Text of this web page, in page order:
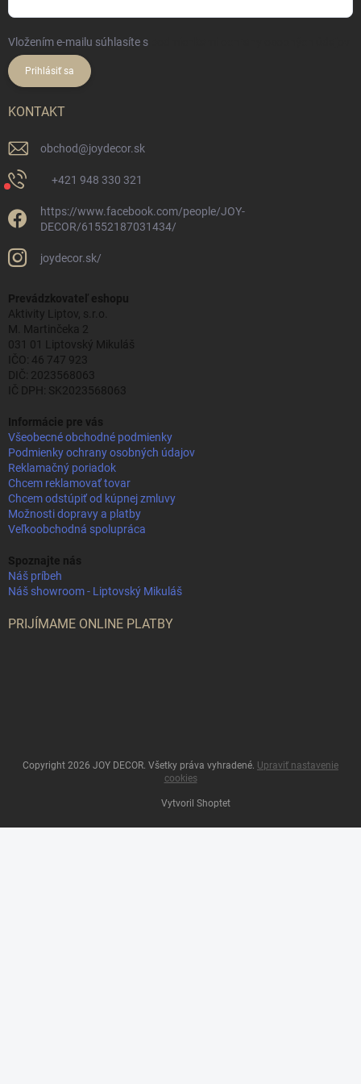
Vložením e-mailu súhlasíte s
Prihlásiť sa
KONTAKT
obchod@joydecor.sk
+421 948 330 321
https://www.facebook.com/people/JOY-
DECOR/61552187031434/
joydecor.sk/
Prevádzkovateľ eshopu
Aktivity Liptov, s.r.o.
M. Martinčeka 2
031 01 Liptovský Mikuláš
IČO: 46 747 923
DIČ: 2023568063
IČ DPH: SK2023568063
Informácie pre vás
Všeobecné obchodné podmienky
Podmienky ochrany osobných údajov
Reklamačný poriadok
Chcem reklamovať tovar
Chcem odstúpiť od kúpnej zmluvy
Možnosti dopravy a platby
Veľkoobchodná spolupráca
Spoznajte nás
Náš príbeh
Náš showroom - Liptovský Mikuláš
PRIJÍMAME ONLINE PLATBY
Vytvoril Shoptet
Copyright 2026 JOY DECOR . Všetky práva vyhradené. Upraviť nastavenie
cookies